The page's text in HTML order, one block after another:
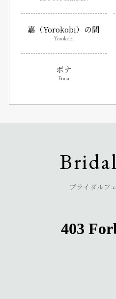
BLOOM GARDEN
Yorokobi